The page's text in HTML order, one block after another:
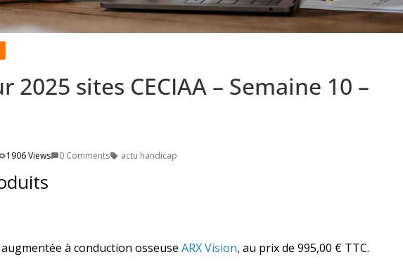
2025 sites CECIAA – Semaine 10 –
1906 Views 0 Comments actu handicap
à conduction osseuse ARX Vision, au prix de 995,00 € TTC.